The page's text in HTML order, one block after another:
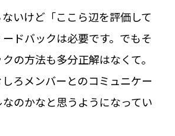
いけど「ここら辺を評価して
ドバックは必要です。でもそ
の方法も多分正解はなくて。
ろメンバーとのコミュニケー
のかなと思うようになってい